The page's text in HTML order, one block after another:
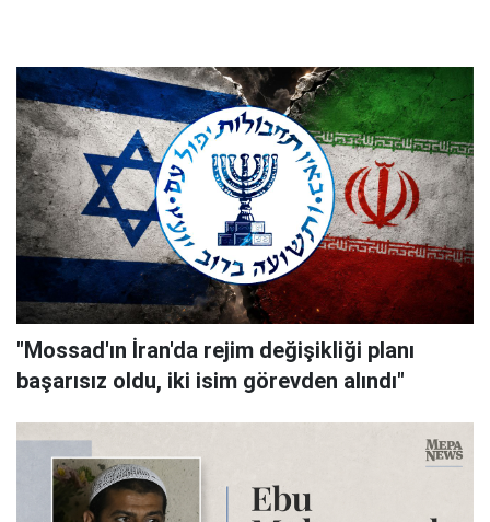
"Mossad'ın İran'da rejim değişikliği planı
başarısız oldu, iki isim görevden alındı"